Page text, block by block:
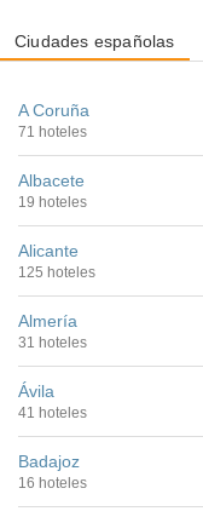
Ciudades españolas
A Coruña
71 hoteles
Albacete
19 hoteles
Alicante
125 hoteles
Almería
31 hoteles
Ávila
41 hoteles
Badajoz
16 hoteles